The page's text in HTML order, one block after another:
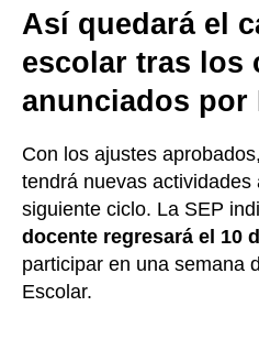
Así quedará el
escolar tras los
anunciados por
Con los ajustes
tendrá nuevas actividades
siguiente ciclo. La SEP
docente regresará el 10
participar en una semana
Escolar.